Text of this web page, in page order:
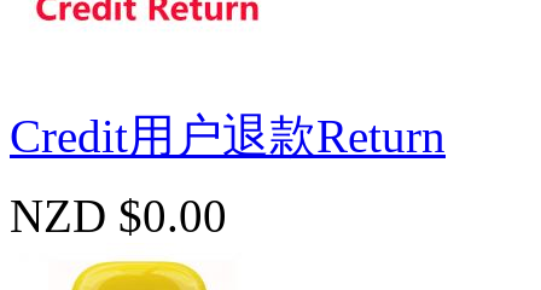
Credit用户退款Return
NZD $0.00